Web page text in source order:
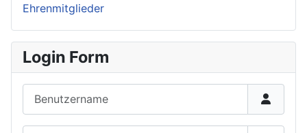
Ehrenmitglieder
Login Form